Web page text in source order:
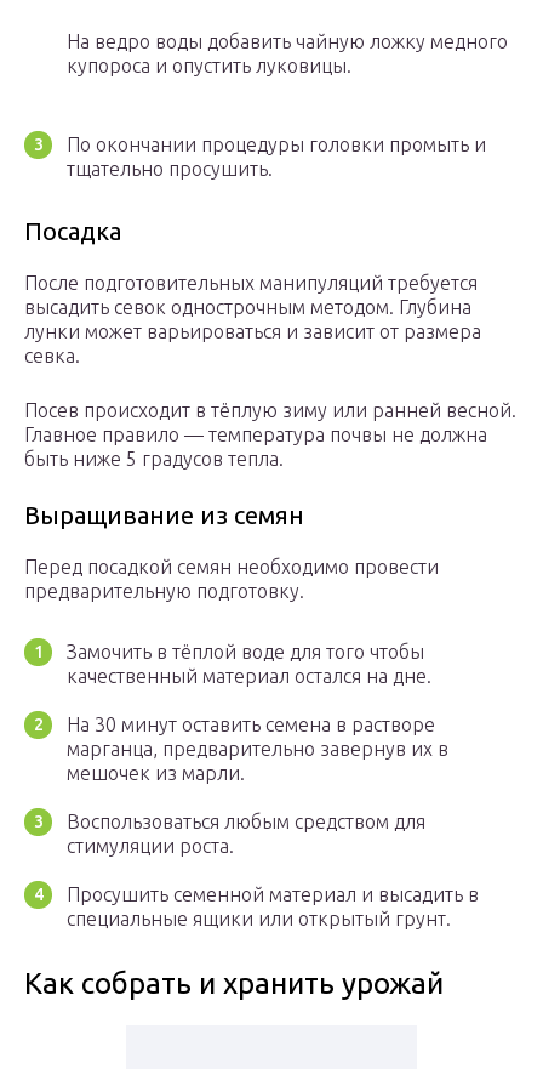
На ведро воды добавить чайную ложку медного
купороса и опустить луковицы.
По окончании процедуры головки промыть и
тщательно просушить.
Посадка
После подготовительных манипуляций требуется
высадить севок однострочным методом. Глубина
лунки может варьироваться и зависит от размера
севка.
Посев происходит в тёплую зиму или ранней весной.
Главное правило — температура почвы не должна
быть ниже 5 градусов тепла.
Выращивание из семян
Перед посадкой семян необходимо провести
предварительную подготовку.
Замочить в тёплой воде для того чтобы
качественный материал остался на дне.
На 30 минут оставить семена в растворе
марганца, предварительно завернув их в
мешочек из марли.
Воспользоваться любым средством для
стимуляции роста.
Просушить семенной материал и высадить в
специальные ящики или открытый грунт.
Как собрать и хранить урожай